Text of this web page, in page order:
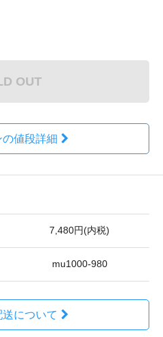
OUT
値段詳細
7,480円(内税)
mu1000-980
について